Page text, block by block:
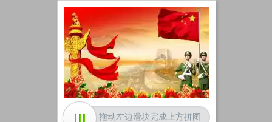
加载中
拖动左边滑块完成上方拼图